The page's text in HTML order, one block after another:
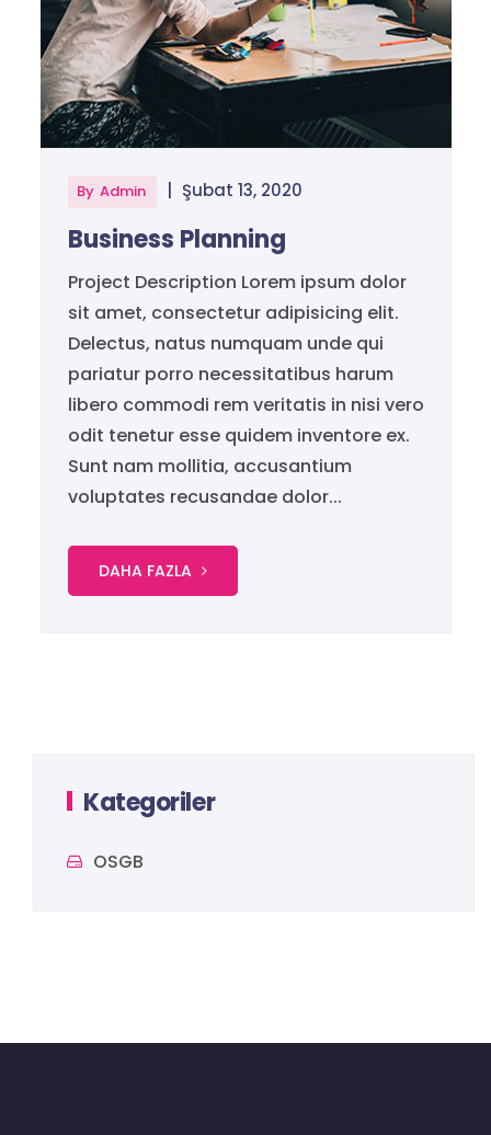
By Admin Şubat 13, 2020
Business Planning
Project Description Lorem ipsum dolor
sit amet, consectetur adipisicing elit.
Delectus, natus numquam unde qui
pariatur porro necessitatibus harum
libero commodi rem veritatis in nisi vero
odit tenetur esse quidem inventore ex.
Sunt nam mollitia, accusantium
voluptates recusandae dolor...
DAHA FAZLA
Kategoriler
OSGB